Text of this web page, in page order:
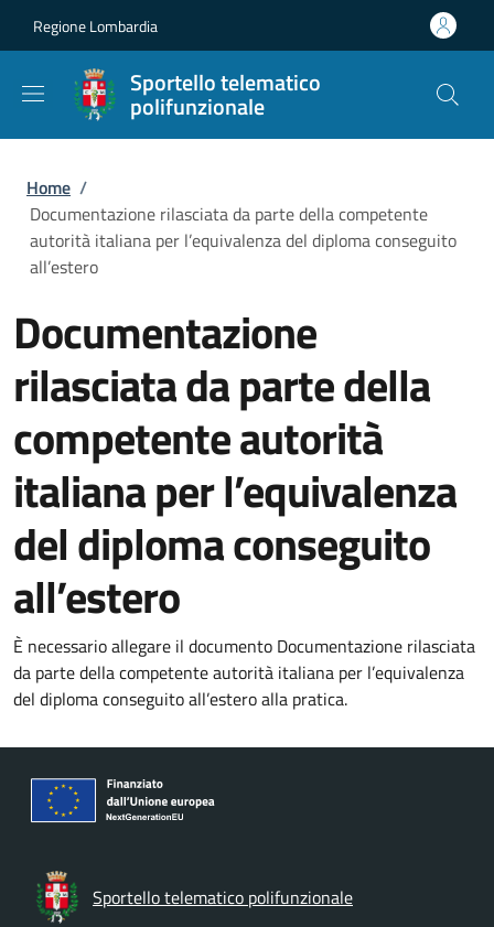
Regione Lombardia
Sportello telematico
polifunzionale
Briciole di pane
Home /
Documentazione rilasciata da parte della competente
autorità italiana per l’equivalenza del diploma conseguito
all’estero
Documentazione
rilasciata da parte della
competente autorità
italiana per l’equivalenza
del diploma conseguito
all’estero
È necessario allegare il documento Documentazione rilasciata
da parte della competente autorità italiana per l’equivalenza
del diploma conseguito all’estero alla pratica.
Sportello telematico polifunzionale